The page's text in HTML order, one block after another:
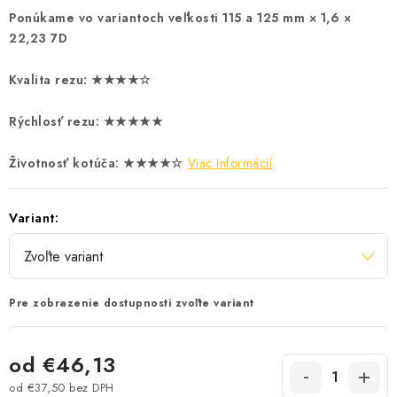
Ponúkame vo variantoch veľkosti 115 a 125 mm × 1,6 ×
22,23 7D
Kvalita rezu: ★★★★☆
Rýchlosť rezu: ★★★★★
Životnosť kotúča: ★★★★☆ Viac informácií
Variant:
Pre zobrazenie dostupnosti zvoľte variant
od €46,13
od €37,50 bez DPH